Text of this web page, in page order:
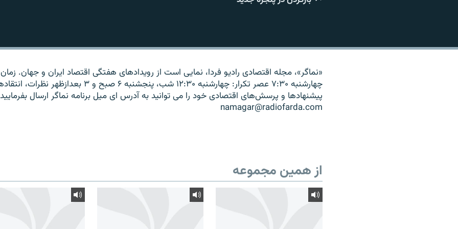
«نماگر»، مجله اقتصادی رادیو فردا، نمایی است از رویدادهای هفتگی اقتصاد ایران و جهان.
چهارشنبه ۷:۳۰ عصر تکرار: چهارشنبه ۱۲:۳۰ شب، پنجشنبه ۶ صبح و ۳ بعدازظهر نظرات،
‌پیشنهادها و پرسش‌های اقتصادی خود را می ‌توانید به آدرس ای میل برنامه نماگر ارسال
namagar@radiofarda.com
از همین مجموعه